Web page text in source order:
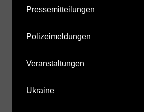
Pressemitteilungen
Polizeimeldungen
Veranstaltungen
Ukraine